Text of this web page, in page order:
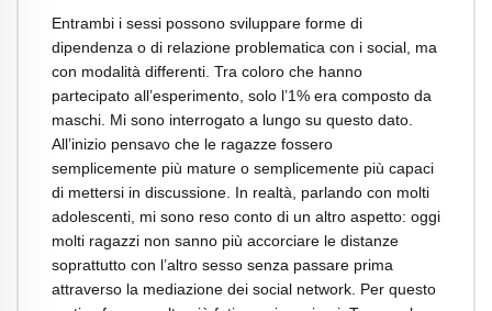
Entrambi i sessi possono sviluppare forme di
dipendenza o di relazione problematica con i social, ma
con modalità differenti. Tra coloro che hanno
partecipato all’esperimento, solo l’1% era composto da
maschi. Mi sono interrogato a lungo su questo dato.
All’inizio pensavo che le ragazze fossero
semplicemente più mature o semplicemente più capaci
di mettersi in discussione. In realtà, parlando con molti
adolescenti, mi sono reso conto di un altro aspetto: oggi
molti ragazzi non sanno più accorciare le distanze
soprattutto con l’altro sesso senza passare prima
attraverso la mediazione dei social network. Per questo